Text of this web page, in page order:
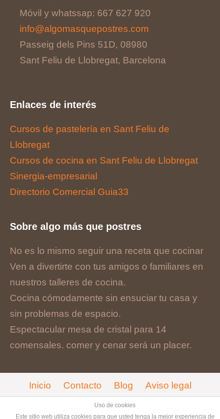
Móvil y whatssap: 667 627 920
info@algomasquepostres.com
Passeig dels Pins 51D, 08980
Sant Feliu de Llobregat, Barcelona
Enlaces de interés
Cursos de pastelería en Sant Feliu de
Llobregat
Cursos de cocina en Sant Feliu de Llobregat
Sinergia-empresarial
Directorio Comercial Guia33
Sobre algo más que postres
No es lo mismo seguir una receta que cocinar
Ven a divertirte con tus amigos o familiares en
nuestros talleres de cocina.
Cocina cómodamente sin ensuciar tu casa y
sin problemas de espacio.
Espectacular mesa de cristal para 14
comensales. comer y cenar será un placer.
Inicio Contacto Blog
Aviso legal
Cookies
Uso de cookies
Este sitio web utiliza cookies para que usted tenga la mejor experiencia de